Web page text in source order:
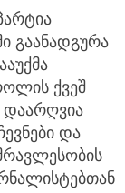
გაანადგურა
ქვეშ
დაარღვია
და